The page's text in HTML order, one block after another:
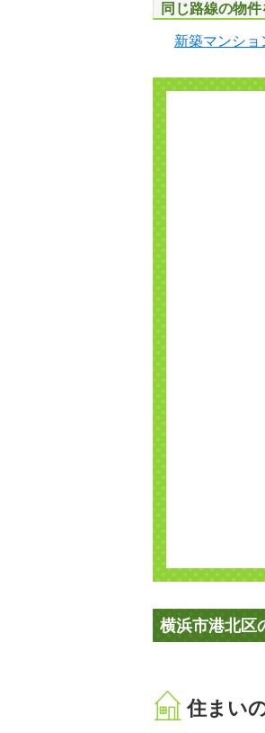
同じ路線の物
新築マンショ
横浜市港北区
住まい